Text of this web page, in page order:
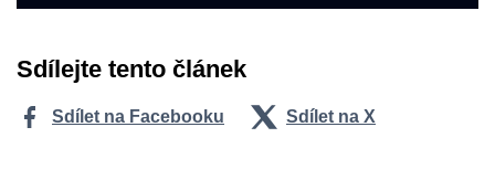
Sdílejte tento článek
Sdílet na Facebooku Sdílet na X